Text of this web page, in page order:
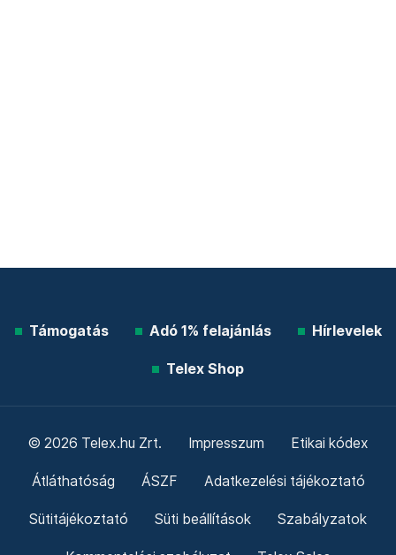
Támogatás Adó 1% felajánlás Hírlevelek
Telex Shop
© 2026 Telex.hu Zrt. Impresszum Etikai kódex
Átláthatóság ÁSZF Adatkezelési tájékoztató
Sütitájékoztató Süti beállítások Szabályzatok